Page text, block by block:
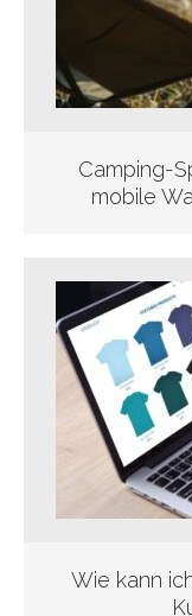
Camping-
mobile
Wie kann